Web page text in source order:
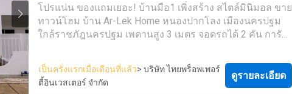
Luxury House with Land for Sale, Near Central Nakhon
Pathom Fully furnished with built-in furniture. Land Area: 4-
2-55 Rai Luxury and spacious home in a prime location,
(approximately) Location: 89/5, Nakhon Pathom Subdistrict,
Mueang Nakhon Pathom District, Nakhon Pathom Province
โปรแน่น ของแถมเยอะ! บ้านมือ1 เพิ่งสร้าง สไตล์มินิมอล ขาย
ทาวน์โฮม บ้าน Ar-Lek Home หนองปากโลง เมืองนครปฐม
ใกล้ราชภัฎนครปฐม เพดานสูง 3 เมตร จอดรถได้ 2 คัน การัน
https://youtube.com/shorts/sn__oYd---- . สามารถรับชม
ภาพ 360 องศาทุกมุมมองได้ที่ :
เป็นครั่งแรกเมื่อเดือนที่แล้ว> บริษัท ไทยพร็อพเพอร์
ตี้อินเวสเตอร์ จำกัด
ดูรายละเอียด